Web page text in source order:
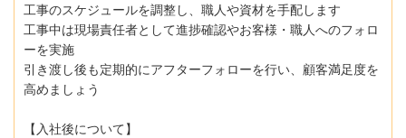
工事のスケジュールを調整し、職人や資材を手配します
工事中は現場責任者として進捗確認やお客様・職人へのフォロ
ーを実施
引き渡し後も定期的にアフターフォローを行い、顧客満足度を
高めましょう
【入社後について】